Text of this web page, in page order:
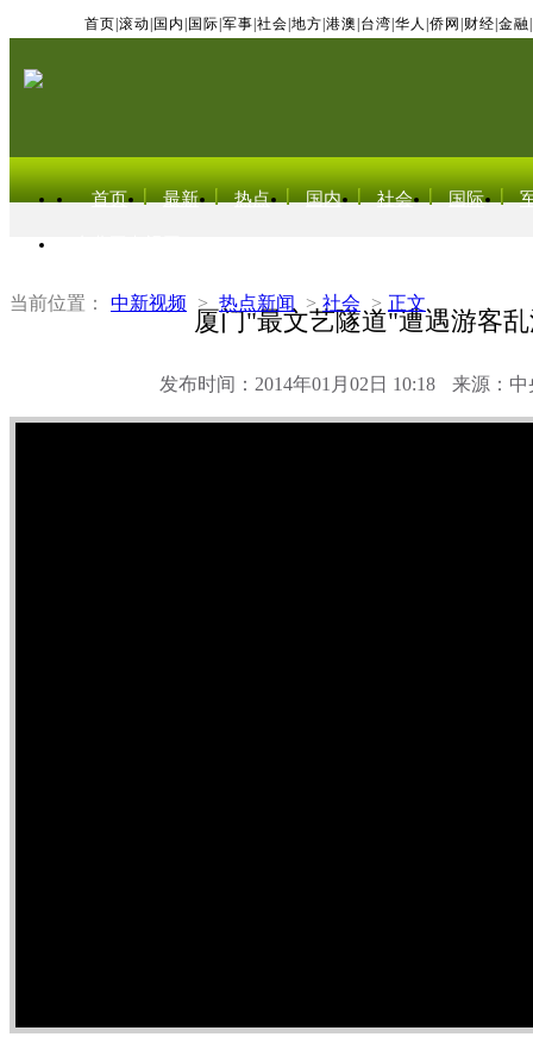
首页 滚动 国内 国际 军事 社会 地方 港澳 台湾 华人 侨网 财经 金融
首页 最新 热点 国内 社会 国际
当前位置： 中新视频 > 热点新闻 > 社会 > 正文
厦门"最文艺隧道"遭遇游客
发布时间：2014年01月02日 10:18 来源：中